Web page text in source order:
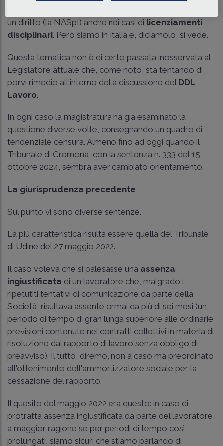
un diritto (la NASpI) anche nei casi di licenziamenti
disciplinari. Però siamo in Italia e, diciamolo, si vede.
Questa tematica non è di certo passata inosservata al
Legislatore attuale che, come noto, sta tentando di
porvi rimedio all'interno della discussione del DDL
Lavoro.
In ogni caso la magistratura ha già esaminato la
questione diverse volte, consegnando un quadro di
tendenziale censura. Almeno fino ad oggi quando il
Tribunale di Cremona, con la sentenza n. 333 del 15
ottobre 2024, sembra aver cambiato orientamento.
La giurisprudenza precedente
Sul punto vi sono diverse sentenze.
La più caratteristica risulta essere quella del Tribunale
di Udine del 27 maggio 2022.
Il caso voleva che si palesasse una assenza
ingiustificata di un lavoratore che, malgrado i
ripetutiti tentativi di comunicazione da parte della
Società, risultava assente ormai da più di sei mesi (un
periodo di tempo di gran lunga superiore alle ordinarie
previsioni contenute nei contratti collettivi in materia di
risoluzione dal rapporto di lavoro senza obbligo di
preavviso). Il tutto, diremo, non a caso ma preordinato
all'ottenimento dell'ammortizzatore sociale per la
cessazione del rapporto.
Il quesito del maggio 2022 era questo: in caso di
protratta assenza ingiustificata da parte del lavoratore,
a maggior ragione se per periodi di tempo così
prolungati, siamo sicuri che stiamo parlando di